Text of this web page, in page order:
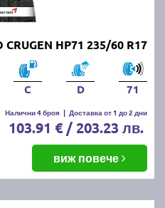
HP71 235/60 R17
C D 71
Налични 4 броя | Доставка от 1 до 2 дни
103.91 € / 203.23 лв.
виж повече